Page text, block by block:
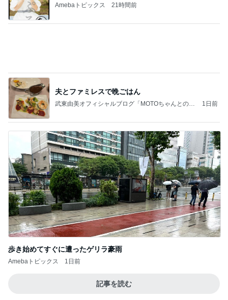
Amebaトピックス 21時間前
夫とファミレスで晩ごはん
武東由美オフィシャルブログ「MOTOちゃんとのは
1日前
歩き始めてすぐに遭ったゲリラ豪雨
Amebaトピックス 1日前
記事を読む